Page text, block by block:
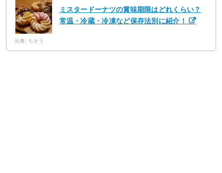
ミスタードーナツの賞味期限はどれくらい？
常温・冷蔵・冷凍など保存法別に紹介！
出典: ちそう